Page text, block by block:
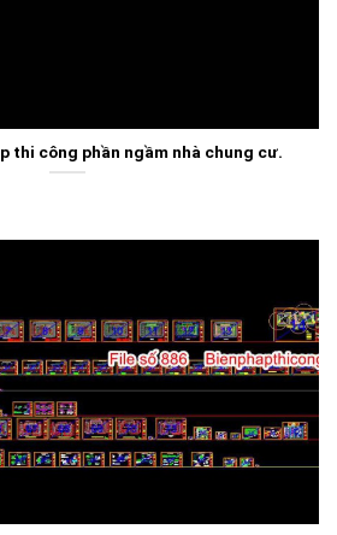
thi công phần ngầm nhà chung cư.